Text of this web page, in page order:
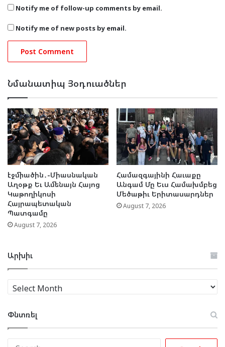
Notify me of follow-up comments by email.
Notify me of new posts by email.
Նմանատիպ Յօդուածներ
էջմիածին․-Միասնական
Աղօթք Եւ Ամենայն Հայոց
Կաթողիկոսի
Հայրապետական
Պատգամը
August 7, 2026
Համազգայինի Հաւաքը
Անգամ Մը Եւս Համախմբեց
Մեծաթիւ Երիտասարդներ
August 7, 2026
Արխիւ
Արխիւ
Փնտռել